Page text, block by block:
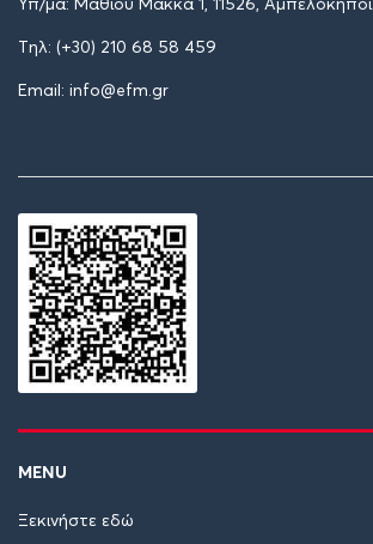
Υπ/μα: Μαθιού Μακκά 1, 11526, Αμπελόκηποι
Tηλ: (+30) 210 68 58 459
Email: info@efm.gr
MENU
Ξεκινήστε εδώ